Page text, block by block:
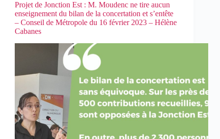
Projet de Jonction Est : M. Moudenc ne tire aucun
enseignement du bilan de la concertation et s’entête
– Conseil de Métropole du 16 février 2023 – Hélène
Cabanes